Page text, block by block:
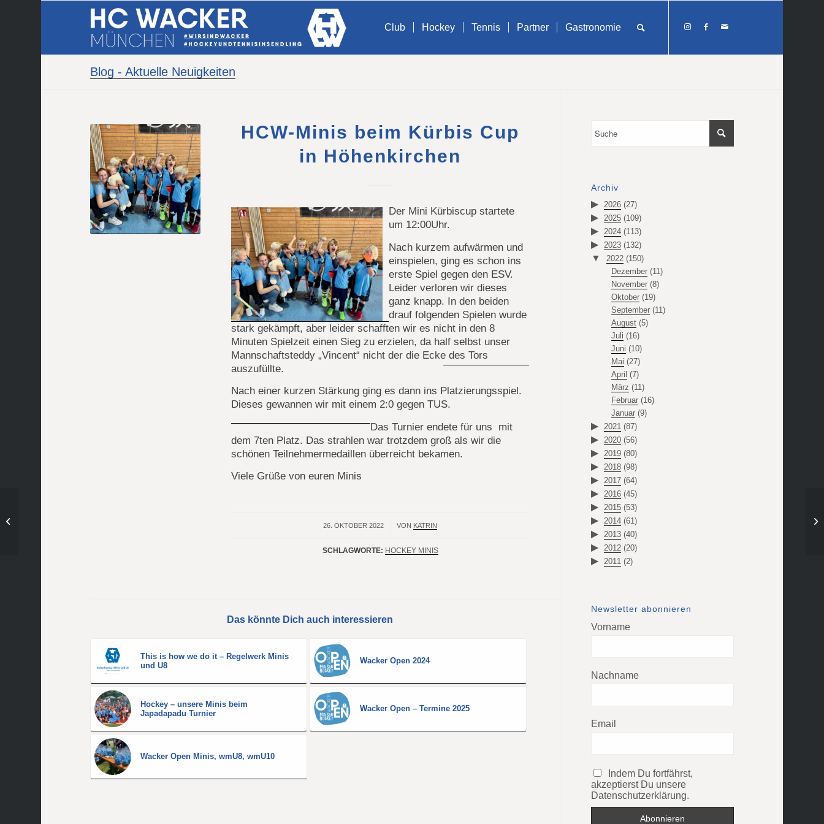
Club Hockey Tennis Partner Gastronomie
Blog - Aktuelle Neuigkeiten
HCW-Minis beim Kürbis Cup
in Höhenkirchen
Der Mini Kürbiscup startete
um 12:00Uhr.
Nach kurzem aufwärmen und
einspielen, ging es schon ins
erste Spiel gegen den ESV.
Leider verloren wir dieses
ganz knapp. In den beiden
drauf folgenden Spielen wurde
stark gekämpft, aber leider schafften wir es nicht in den 8
Minuten Spielzeit einen Sieg zu erzielen, da half selbst unser
Mannschaftsteddy „Vincent“ nicht der die Ecke des Tors
auszufüllte.
Nach einer kurzen Stärkung ging es dann ins Platzierungsspiel.
Dieses gewannen wir mit einem 2:0 gegen TUS.
Das Turnier endete für uns mit
dem 7ten Platz. Das strahlen war trotzdem groß als wir die
schönen Teilnehmermedaillen überreicht bekamen.
Viele Grüße von euren Minis
26. OKTOBER 2022
/ VON KATRIN
SCHLAGWORTE: HOCKEY MINIS
Das könnte Dich auch interessieren
This is how we do it – Regelwerk Minis
und U8
Wacker Open 2024
Hockey – unsere Minis beim
Japadapadu Turnier
Wacker Open – Termine 2025
Wacker Open Minis, wmU8, wmU10
Archiv
2026 (27)
2025 (109)
2024 (113)
2023 (132)
2022 (150)
Dezember(11)
November(8)
Oktober(19)
September(11)
August(5)
Juli (16)
Juni (10)
Mai (27)
April (7)
März (11)
Februar(16)
Januar(9)
2021 (87)
2020 (56)
2019 (80)
2018 (98)
2017 (64)
2016 (45)
2015 (53)
2014 (61)
2013 (40)
2012 (20)
2011 (2)
Newsletter abonnieren
Vorname
Nachname
Email
Indem Du fortfährst,
akzeptierst Du unsere
Datenschutzerklärung.